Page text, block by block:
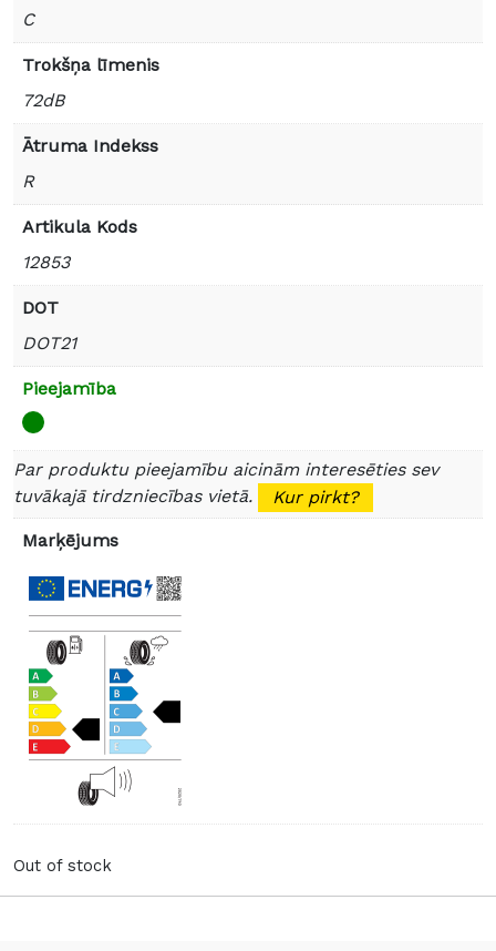
C
Trokšņa līmenis
72dB
Ātruma Indekss
R
Artikula Kods
12853
DOT
DOT21
Pieejamība
Par produktu pieejamību aicinām interesēties sev
tuvākajā tirdzniecības vietā.
Kur pirkt?
Marķējums
Out of stock